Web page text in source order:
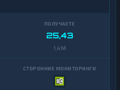
25,43
1,4 M